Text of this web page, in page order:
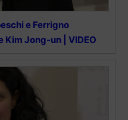
e Ferrigno
Kim Jong-un | VIDEO